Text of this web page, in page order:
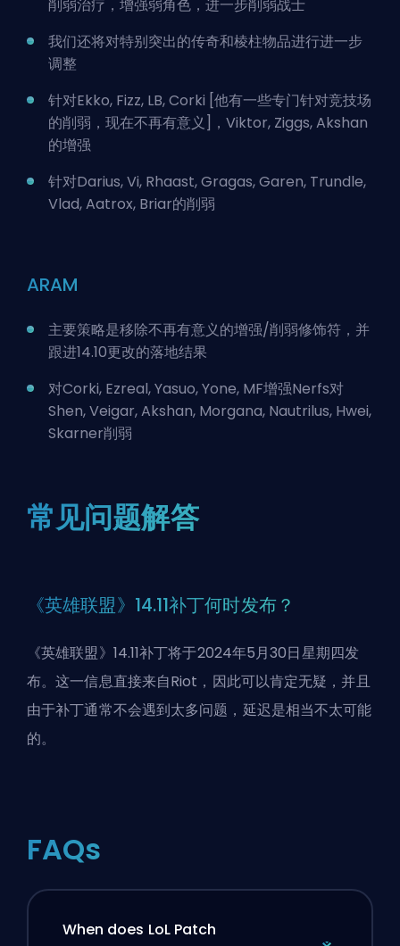
削弱治疗，增强弱角色，进一步削弱战士
我们还将对特别突出的传奇和棱柱物品进行进一步
调整
针对Ekko, Fizz, LB, Corki [他有一些专门针对竞技场
的削弱，现在不再有意义]，Viktor, Ziggs, Akshan
的增强
针对Darius, Vi, Rhaast, Gragas, Garen, Trundle,
Vlad, Aatrox, Briar的削弱
ARAM
主要策略是移除不再有意义的增强/削弱修饰符，并
跟进14.10更改的落地结果
对Corki, Ezreal, Yasuo, Yone, MF增强Nerfs对
Shen, Veigar, Akshan, Morgana, Nautrilus, Hwei,
Skarner削弱
常见问题解答
《英雄联盟》14.11补丁何时发布？
《英雄联盟》14.11补丁将于2024年5月30日星期四发
布。这一信息直接来自Riot ，因此可以肯定无疑，并且
由于补丁通常不会遇到太多问题，延迟是相当不太可能
的。
FAQs
When does LoL Patch